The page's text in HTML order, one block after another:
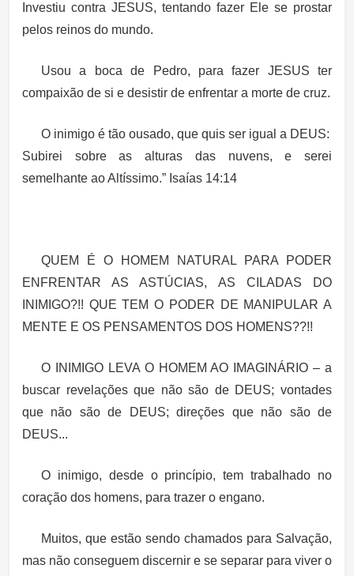
Investiu contra JESUS, tentando fazer Ele se prostar
pelos reinos do mundo.
Usou a boca de Pedro, para fazer JESUS ter
compaixão de si e desistir de enfrentar a morte de cruz.
O inimigo é tão ousado, que quis ser igual a DEUS:
Subirei sobre as alturas das nuvens, e serei
semelhante ao Altíssimo.” Isaías 14:14
QUEM É O HOMEM NATURAL PARA PODER
ENFRENTAR AS ASTÚCIAS, AS CILADAS DO
INIMIGO?!! QUE TEM O PODER DE MANIPULAR A
MENTE E OS PENSAMENTOS DOS HOMENS??!!
O INIMIGO LEVA O HOMEM AO IMAGINÁRIO – a
buscar revelações que não são de DEUS; vontades
que não são de DEUS; direções que não são de
DEUS...
O inimigo, desde o princípio, tem trabalhado no
coração dos homens, para trazer o engano.
Muitos, que estão sendo chamados para Salvação,
mas não conseguem discernir e se separar para viver o